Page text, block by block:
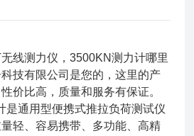
线测力仪，3500KN测力计哪里
技有限公司是您的，这里的产
价比高，质量和服务有保证。
是通用型便携式推拉负荷测试仪
轻、容易携带、多功能、高精